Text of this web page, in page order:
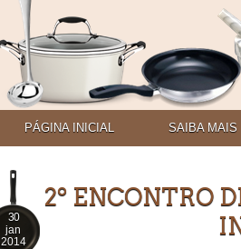
PÁGINA INICIAL SAIBA MAIS
30
jan
2014
2º ENCONTRO